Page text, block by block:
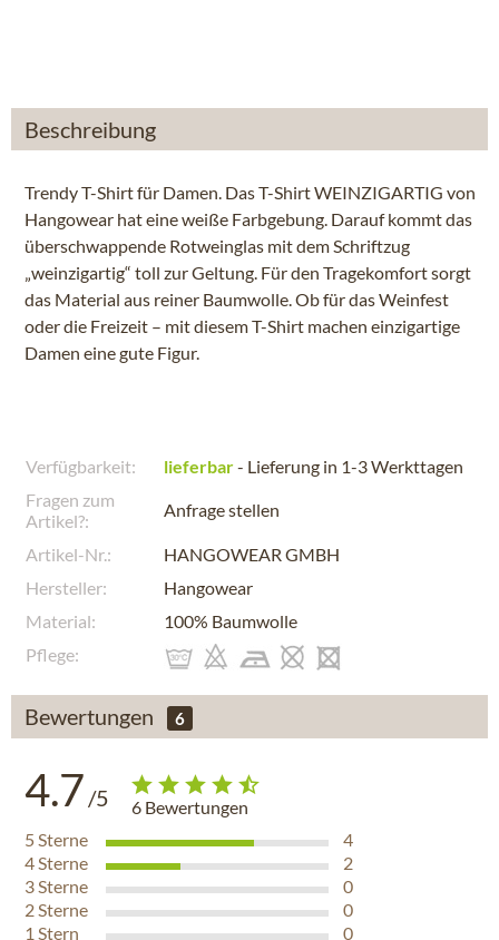
Beschreibung
Trendy T-Shirt für Damen. Das T-Shirt WEINZIGARTIG von
Hangowear hat eine weiße Farbgebung. Darauf kommt das
überschwappende Rotweinglas mit dem Schriftzug
„weinzigartig“ toll zur Geltung. Für den Tragekomfort sorgt
das Material aus reiner Baumwolle. Ob für das Weinfest
oder die Freizeit – mit diesem T-Shirt machen einzigartige
Damen eine gute Figur.
Verfügbarkeit: lieferbar- Lieferung in 1-3 Werkttagen
Fragen zum
Artikel?:
Anfrage stellen
Artikel-Nr.:
HANGOWEAR GMBH
Hersteller:
Hangowear
Material:
100% Baumwolle
Pflege:
Bewertungen 6
4.7 /5 6 Bewertungen
5Sterne
4
4Sterne
2
3Sterne
0
2Sterne
0
1 Stern 0